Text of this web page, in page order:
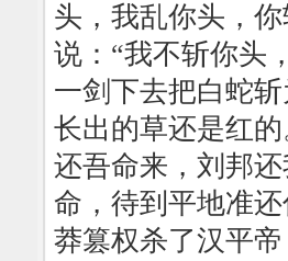
头，我乱你头，
说：“我不斩你头
一剑下去把白蛇
长出的草还是红
还吾命来，刘邦
命，待到平地准
莽篡权杀了汉平